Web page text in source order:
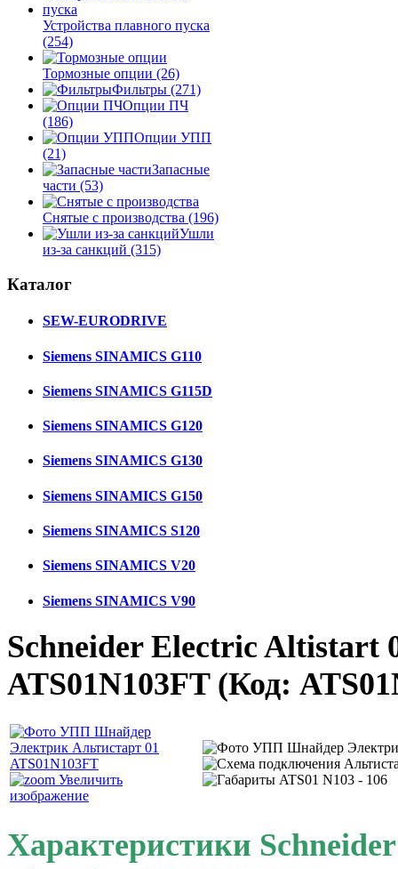
Устройства плавного пуска
(254)
Тормозные опции (26)
Фильтры (271)
Опции ПЧ
(186)
Опции УПП
(21)
Запасные
части (53)
Снятые с производства (196)
Ушли
из-за санкций (315)
Каталог
SEW-EURODRIVE
Siemens SINAMICS G110
Siemens SINAMICS G115D
Siemens SINAMICS G120
Siemens SINAMICS G130
Siemens SINAMICS G150
Siemens SINAMICS S120
Siemens SINAMICS V20
Siemens SINAMICS V90
Schneider Electric Altistart
ATS01N103FT (Код:
Увеличить
изображение
Характеристики Schneider